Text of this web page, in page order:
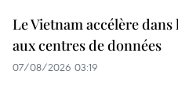
Le Vietnam accélère dans
aux centres de données
07/08/2026 03:19